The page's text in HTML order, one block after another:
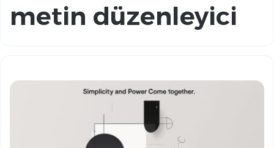
metin düzenleyici